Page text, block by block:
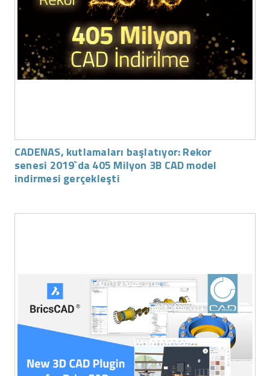
CADENAS, kutlamaları başlatıyor: Rekor
senesi 2019`da 405 Milyon 3B CAD model
indirmesi gerçekleşti